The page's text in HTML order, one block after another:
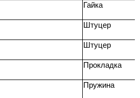
Гайка
Штуцер
Штуцер
Прокладка
Пружина